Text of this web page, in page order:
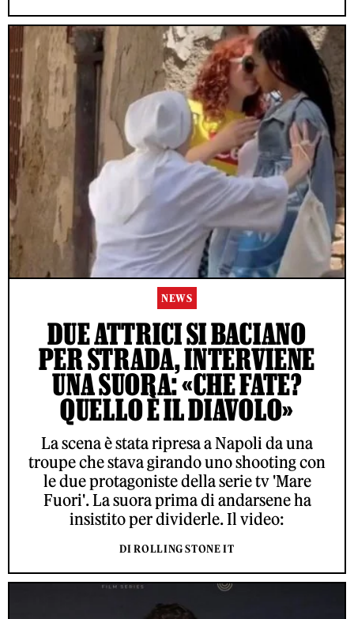
NEWS
DUE ATTRICI SI BACIANO
PER STRADA, INTERVIENE
UNA SUORA: «CHE FATE?
QUELLO È IL DIAVOLO»
La scena è stata ripresa a Napoli da una
troupe che stava girando uno shooting con
le due protagoniste della serie tv 'Mare
Fuori'. La suora prima di andarsene ha
insistito per dividerle. Il video:
DI ROLLING STONE IT